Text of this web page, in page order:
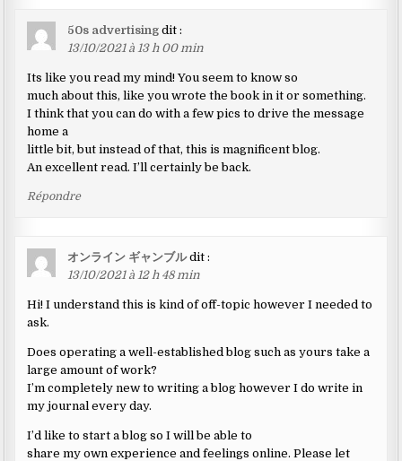
50s advertising dit :
13/10/2021 à 13 h 00 min
Its like you read my mind! You seem to know so
much about this, like you wrote the book in it or something.
I think that you can do with a few pics to drive the message
home a
little bit, but instead of that, this is magnificent blog.
An excellent read. I’ll certainly be back.
Répondre
オンライン ギャンブル dit :
13/10/2021 à 12 h 48 min
Hi! I understand this is kind of off-topic however I needed to
ask.
Does operating a well-established blog such as yours take a
large amount of work?
I’m completely new to writing a blog however I do write in
my journal every day.
I’d like to start a blog so I will be able to
share my own experience and feelings online. Please let